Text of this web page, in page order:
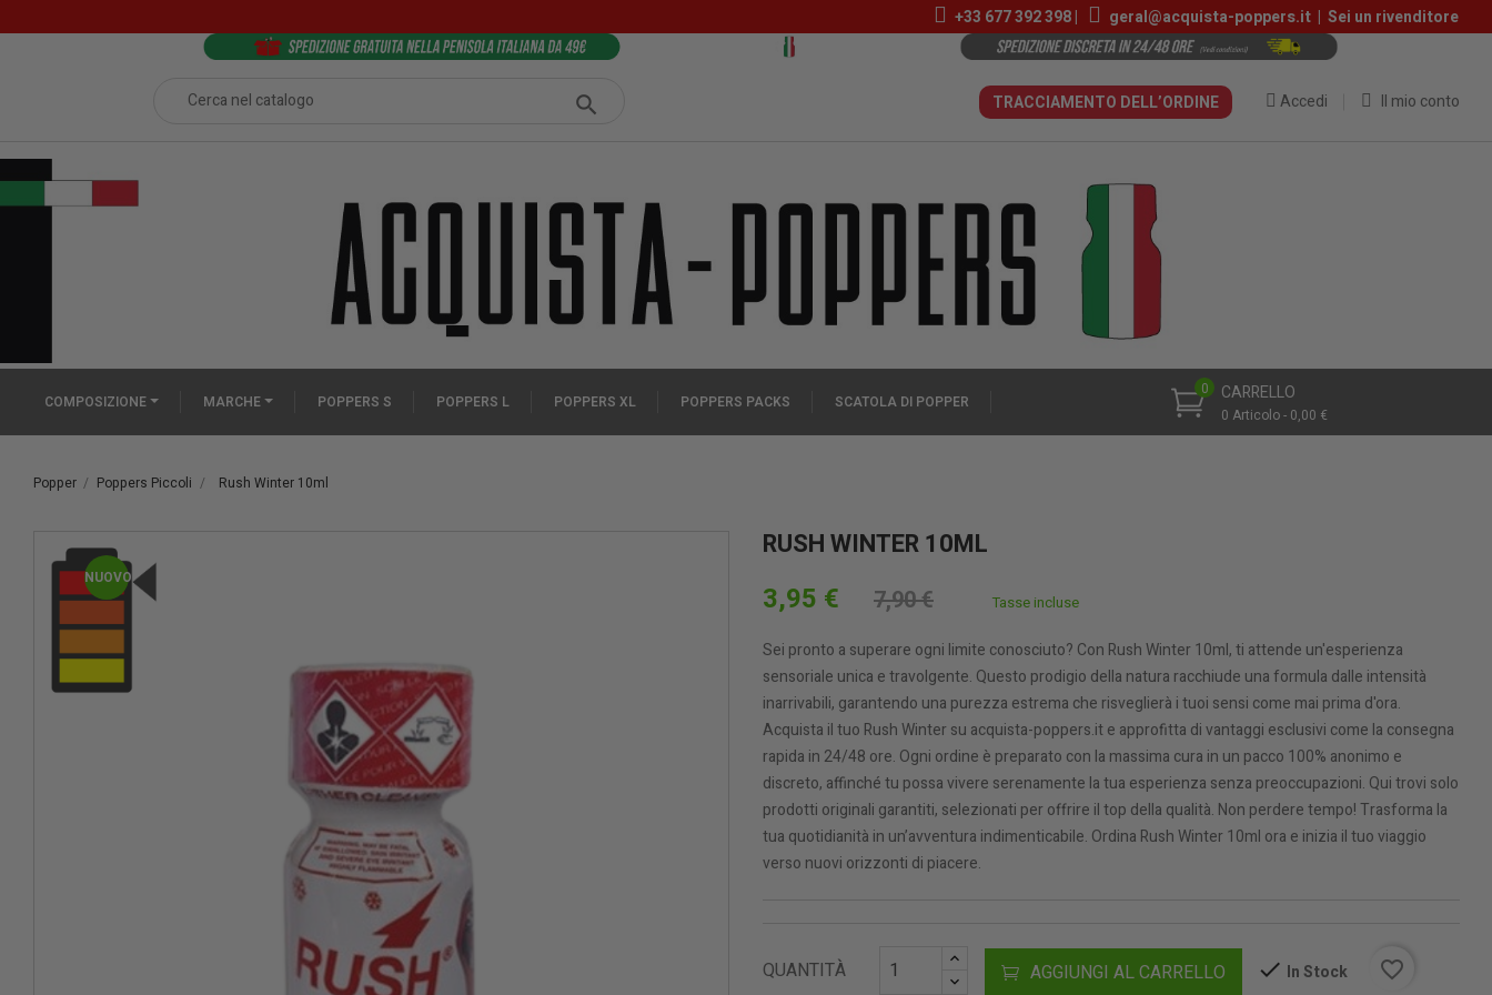
+33 677 392 398 | geral@acquista-poppers.it | Sei un rivenditore
Il mio conto
Accedi
TRACCIAMENTO DELL’ORDINE
CARRELLO
0 Articolo - 0,00 €
0
COMPOSIZIONE MARCHE POPPERS S POPPERS L POPPERS XL POPPERS PACKS SCATOLA DI POPPER
Popper Poppers Piccoli Rush Winter 10ml
NUOVO
RUSH WINTER 10ML
3,95 € 7,90 € Tasse incluse
Sei pronto a superare ogni limite conosciuto? Con Rush Winter 10ml, ti attende un'esperienza
sensoriale unica e travolgente. Questo prodigio della natura racchiude una formula dalle intensità
inarrivabili, garantendo una purezza estrema che risveglierà i tuoi sensi come mai prima d'ora.
Acquista il tuo Rush Winter su acquista-poppers.it e approfitta di vantaggi esclusivi come la consegna
rapida in 24/48 ore. Ogni ordine è preparato con la massima cura in un pacco 100% anonimo e
discreto, affinché tu possa vivere serenamente la tua esperienza senza preoccupazioni. Qui trovi solo
prodotti originali garantiti, selezionati per offrire il top della qualità. Non perdere tempo! Trasforma la
tua quotidianità in un’avventura indimenticabile. Ordina Rush Winter 10ml ora e inizia il tuo viaggio
verso nuovi orizzonti di piacere.
QUANTITÀ AGGIUNGI AL CARRELLO In Stock favorite_border